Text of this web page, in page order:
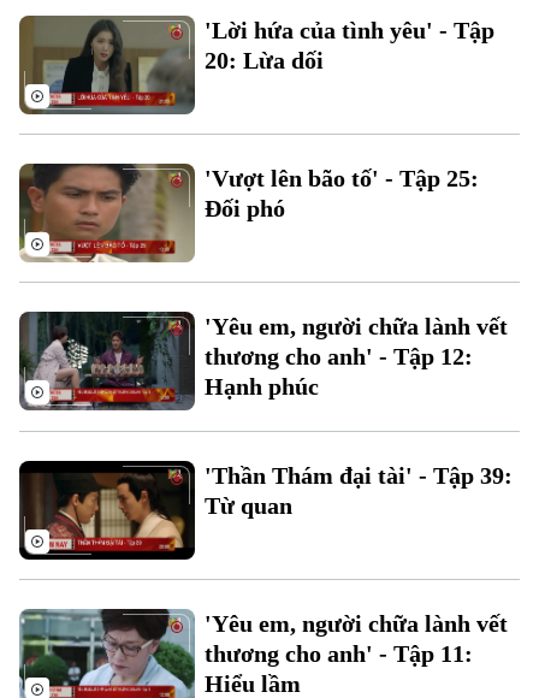
Xã hội
An ninh trật tự
Công nghệ
Người Hà Nội
Khoảnh khắc Hà Nội
Ẩm thực
Thế giới
Tin tức
Quân sự
Hồ sơ
Người Việt 4 phương
Kinh tế
Cafe sáng
Tài chính Ngân hàng
Doanh nghiệp
Tin tức
Đầu tư
Căn hộ
Đất đai
Kinh nghiệm
Tàu và Xe
Ô tô
Tàu
Xe máy
Đánh giá
Giáo dục
Tin tức
Tuyển sinh
Hướng nghiệp
Văn hóa
Làng nghề
Di tích
Y tế
Dinh dưỡng
Thể thao
Bóng đá
Quần vợt
Golf
Giải trí
Tin tức
Sao
Đã phát sóng
'Lời hứa của tình yêu' - Tập
20: Lừa dối
'Vượt lên bão tố' - Tập 25:
Đối phó
'Yêu em, người chữa lành vết
thương cho anh' - Tập 12:
Hạnh phúc
'Thần Thám đại tài' - Tập 39:
Từ quan
'Yêu em, người chữa lành vết
thương cho anh' - Tập 11:
Hiểu lầm